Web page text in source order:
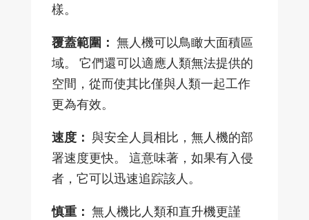
樣。
覆蓋範圍： 無人機可以鳥瞰大面積區
域。 它們還可以適應人類無法提供的
空間，從而使其比僅與人類一起工作
更為有效。
速度： 與安全人員相比，無人機的部
署速度更快。 這意味著，如果有入侵
者，它可以迅速追踪該人。
慎重： 無人機比人類和直升機更謹